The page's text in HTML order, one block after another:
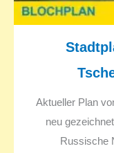
Aktueller Plan
neu
Russische